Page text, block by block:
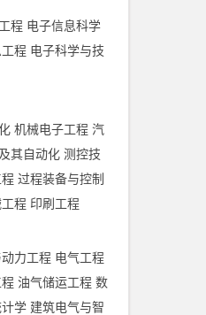
程 电子信息科学
程 电子科学与技
机械电子工程 汽
其自动化 测控技
过程装备与控制
程 印刷工程
力工程 电气工程
油气储运工程 数
学 建筑电气与智